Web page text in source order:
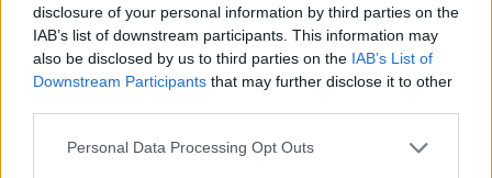
disclosure of your personal information by third parties on the
IAB’s list of downstream participants. This information may
also be disclosed by us to third parties on the IAB’s List of
Downstream Participants that may further disclose it to other
Personal Data Processing Opt Outs
Viohalco: Αυξημένος κατά 14%
ο τζίρος στο α' εξάμηνο, στα 4,3
δισ. ευρώ – Στα 446 εκατ. ευρώ
τα EBITDA
ΥΠΕΘΟΟ: Νέες επενδύσεις 1
δισ. ευρώ ως το 2028 για την
Ενέργεια
Η συμφωνία Arval-Athlon αναδιαμορφώνει την αγορά leasing